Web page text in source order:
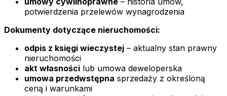
potwierdzenia przelewów wynagrodzenia
Dokumenty dotyczące nieruchomości:
odpis z księgi wieczystej – aktualny stan prawny
nieruchomości
akt własności lub umowa deweloperska
umowa przedwstępna sprzedaży z określoną
ceną i warunkami